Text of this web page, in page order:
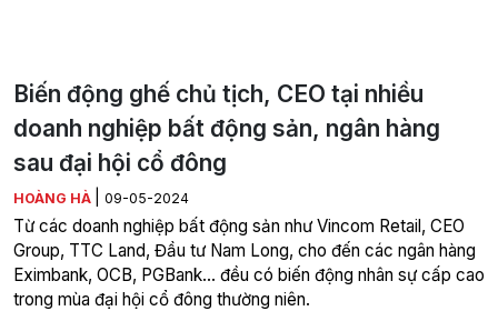
Biến động ghế chủ tịch, CEO tại nhiều
doanh nghiệp bất động sản, ngân hàng
sau đại hội cổ đông
HOÀNG HÀ 09-05-2024
Từ các doanh nghiệp bất động sản như Vincom Retail, CEO
Group, TTC Land, Đầu tư Nam Long, cho đến các ngân hàng
Eximbank, OCB, PGBank… đều có biến động nhân sự cấp cao
trong mùa đại hội cổ đông thường niên.